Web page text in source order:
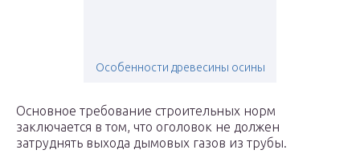
Особенности древесины осины
Основное требование строительных норм
заключается в том, что оголовок не должен
затруднять выхода дымовых газов из трубы.